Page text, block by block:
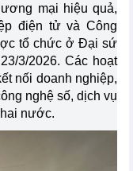
mại hiệu quả,
điện tử và Công
tổ chức ở Đại sứ
3/2026. Các hoạt
nối doanh nghiệp,
nghệ số, dịch vụ
nước.